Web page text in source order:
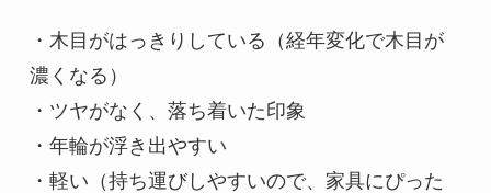
・木目がはっきりしている（経年変化で木目が
濃くなる）
・ツヤがなく、落ち着いた印象
・年輪が浮き出やすい
・軽い（持ち運びしやすいので、家具にぴった